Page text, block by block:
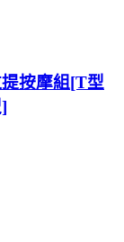
按摩組[T型